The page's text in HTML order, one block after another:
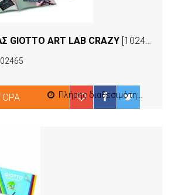
GIOTTO ART LAB CRAZY [102465]
Πλήρης διαθεσιμότητα